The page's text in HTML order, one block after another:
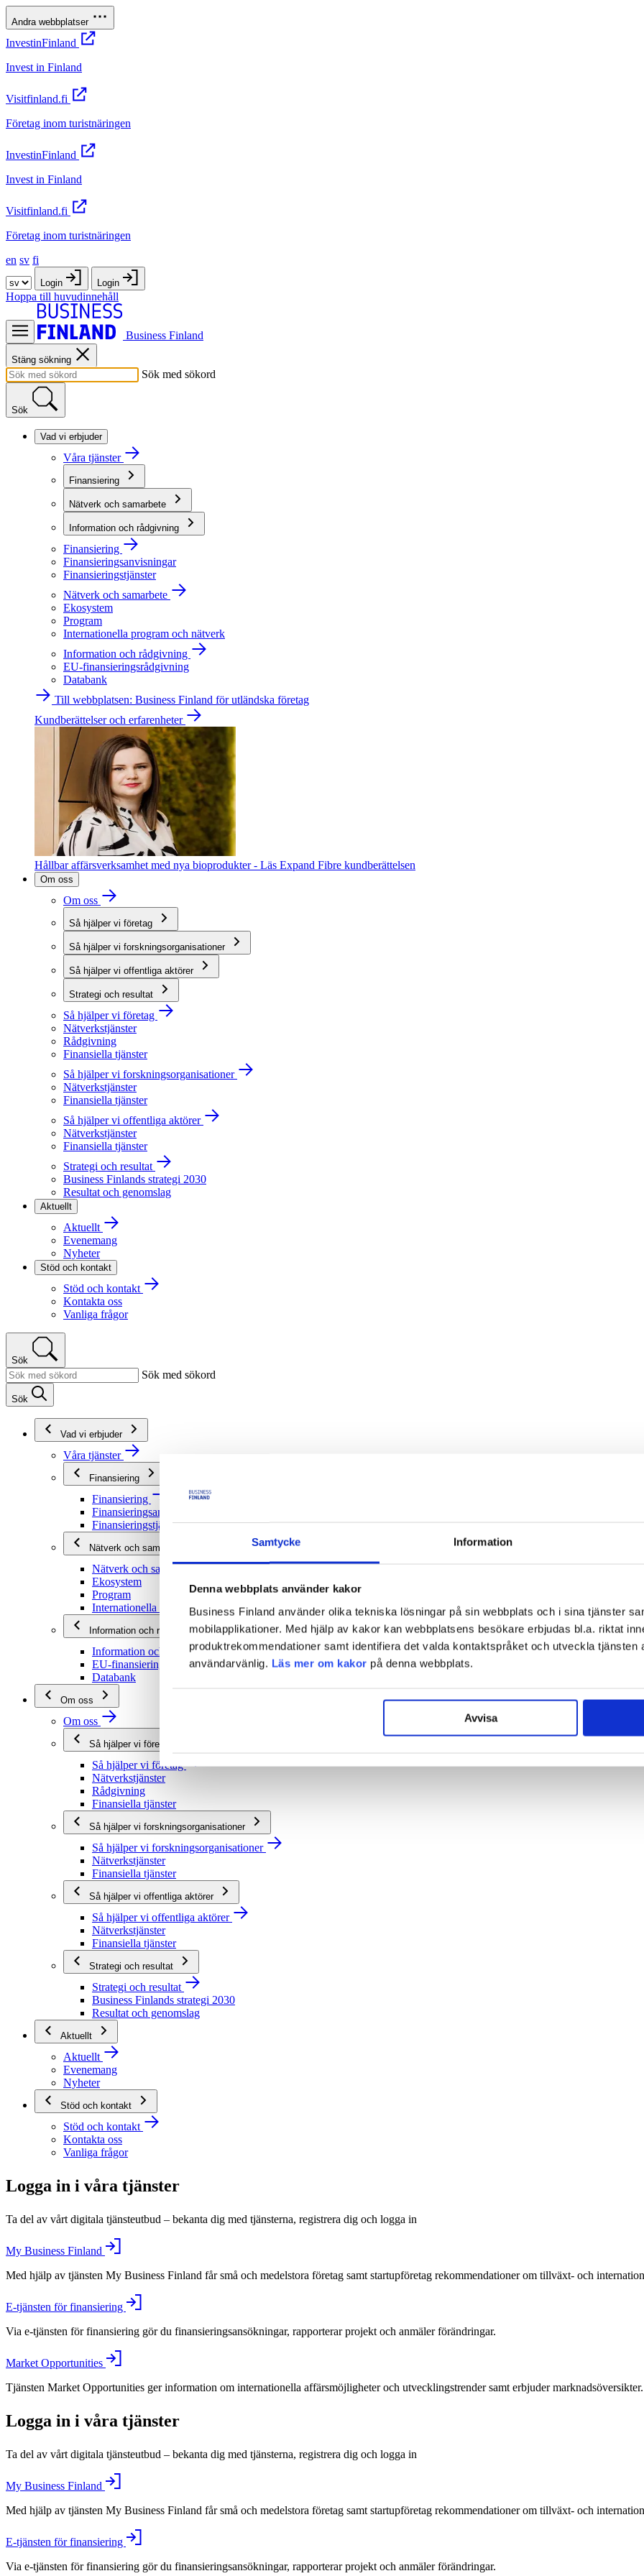
Samtycke Information
Denna webbplats använder kakor
Business Finland använder olika tekniska lösningar på sin webbplats och i sina tjänster
mobilapplikationer. Med hjälp av kakor kan webbplatsens besökare erbjudas bl.a. riktat
produktrekommendationer samt identifiera det valda kontaktspråket och utveckla tjänsten
användarvänlig. Läs mer om kakor på denna webbplats.
Avvisa
Andra webbplatser
InvestinFinland
Invest in Finland
Visitfinland.fi
Företag inom turistnäringen
InvestinFinland
Invest in Finland
Visitfinland.fi
Företag inom turistnäringen
en sv fi
Login Login
Hoppa till huvudinnehåll
Business Finland
Stäng sökning
Sök med sökord
Sök
Vad vi erbjuder
Våra tjänster
Finansiering
Nätverk och samarbete
Information och rådgivning
Finansiering
Finansieringsanvisningar
Finansieringstjänster
Nätverk och samarbete
Ekosystem
Program
Internationella program och nätverk
Information och rådgivning
EU-finansieringsrådgivning
Databank
Till webbplatsen: Business Finland för utländska företag
Kundberättelser och erfarenheter
Hållbar affärsverksamhet med nya bioprodukter - Läs Expand Fibre kundberättelsen
Om oss
Om oss
Så hjälper vi företag
Så hjälper vi forskningsorganisationer
Så hjälper vi offentliga aktörer
Strategi och resultat
Så hjälper vi företag
Nätverkstjänster
Rådgivning
Finansiella tjänster
Så hjälper vi forskningsorganisationer
Nätverkstjänster
Finansiella tjänster
Så hjälper vi offentliga aktörer
Nätverkstjänster
Finansiella tjänster
Strategi och resultat
Business Finlands strategi 2030
Resultat och genomslag
Aktuellt
Aktuellt
Evenemang
Nyheter
Stöd och kontakt
Stöd och kontakt
Kontakta oss
Vanliga frågor
Sök
Sök med sökord
Sök
Vad vi erbjuder
Våra tjänster
Finansiering
Finansiering
Finansieringsanvisningar
Finansieringstjänster
Nätverk och samarbete
Nätverk och samarbete
Ekosystem
Program
Internationella program och nätverk
Information och rådgivning
Information och rådgivning
EU-finansieringsrådgivning
Databank
Om oss
Om oss
Så hjälper vi företag
Så hjälper vi företag
Nätverkstjänster
Rådgivning
Finansiella tjänster
Så hjälper vi forskningsorganisationer
Så hjälper vi forskningsorganisationer
Nätverkstjänster
Finansiella tjänster
Så hjälper vi offentliga aktörer
Så hjälper vi offentliga aktörer
Nätverkstjänster
Finansiella tjänster
Strategi och resultat
Strategi och resultat
Business Finlands strategi 2030
Resultat och genomslag
Aktuellt
Aktuellt
Evenemang
Nyheter
Stöd och kontakt
Stöd och kontakt
Kontakta oss
Vanliga frågor
Logga in i våra tjänster
Ta del av vårt digitala tjänsteutbud – bekanta dig med tjänsterna, registrera dig och logga in
My Business Finland
Med hjälp av tjänsten My Business Finland får små och medelstora företag samt startupföretag rekommendationer om tillväxt- och
E-tjänsten för finansiering
Via e-tjänsten för finansiering gör du finansieringsansökningar, rapporterar projekt och anmäler förändringar.
Market Opportunities
Tjänsten Market Opportunities ger information om internationella affärsmöjligheter och utvecklingstrender samt erbjuder marknadsöversikter.
Logga in i våra tjänster
Ta del av vårt digitala tjänsteutbud – bekanta dig med tjänsterna, registrera dig och logga in
My Business Finland
Med hjälp av tjänsten My Business Finland får små och medelstora företag samt startupföretag rekommendationer om tillväxt- och
E-tjänsten för finansiering
Via e-tjänsten för finansiering gör du finansieringsansökningar, rapporterar projekt och anmäler förändringar.